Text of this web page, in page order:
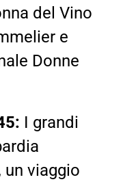
del Vino
e
Donne
I grandi
un viaggio